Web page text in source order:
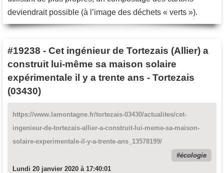
deviendrait possible (à l’image des déchets « verts »).
#19238 - Cet ingénieur de Tortezais (Allier) a
construit lui-même sa maison solaire
expérimentale il y a trente ans - Tortezais
(03430)
https://www.lamontagne.fr/tortezais-03430/actualites/cet-
ingenieur-de-tortezais-allier-a-construit-lui-meme-sa-maison-
solaire-experimentale-il-y-a-trente-ans_13578199/
écologie
Lundi 20 janvier 2020 à 17:40:01